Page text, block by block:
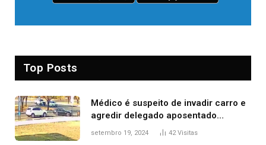
Top Posts
Médico é suspeito de invadir carro e
agredir delegado aposentado
durante confusão no trânsito
setembro 19, 2024 42Visitas